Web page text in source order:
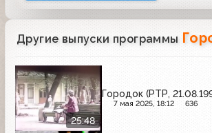
Другие выпуски программы
25:48
Городок (РТР,
7 мая 2025, 18:12 636